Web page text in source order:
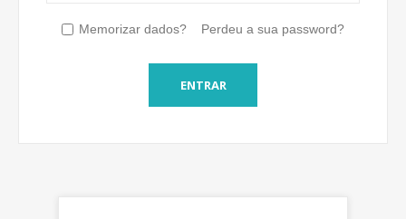
Memorizar dados? Perdeu a sua password?
ENTRAR